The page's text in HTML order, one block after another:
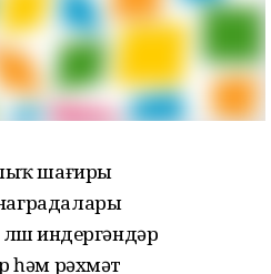
шағиры
индергәндәр
һәм рәхмәт